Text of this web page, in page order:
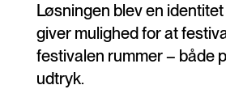
Løsningen blev en
giver mulighed for at
festivalen rummer – både
udtryk.